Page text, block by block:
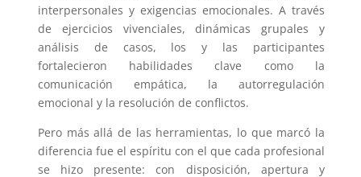
interpersonales y exigencias emocionales. A través
de ejercicios vivenciales, dinámicas grupales y
análisis de casos, los y las participantes
fortalecieron habilidades clave como la
comunicación empática, la autorregulación
emocional y la resolución de conflictos.
Pero más allá de las herramientas, lo que marcó la
diferencia fue el espíritu con el que cada profesional
se hizo presente: con disposición, apertura y